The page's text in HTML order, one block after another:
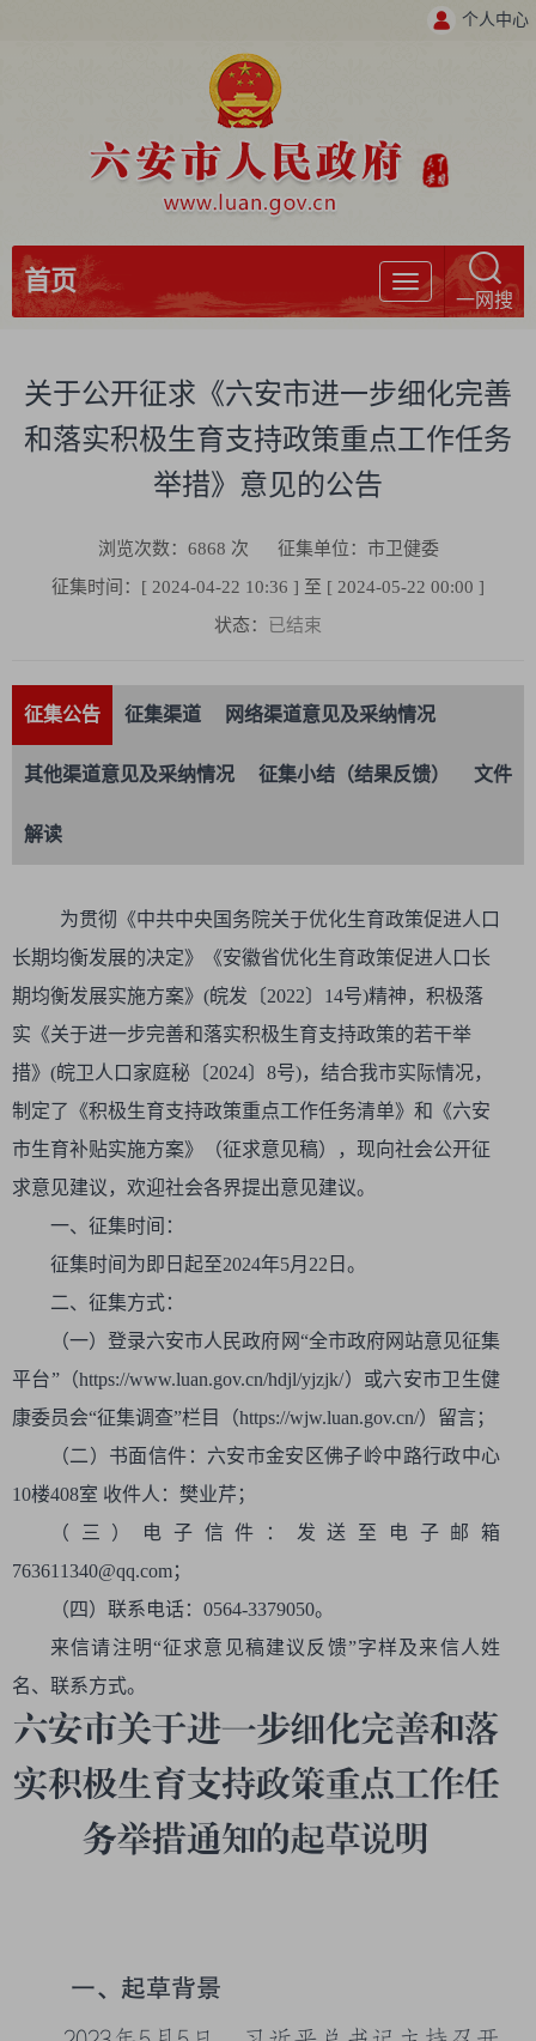
个人中心
导
航
首页
一网搜
关于公开征求《六安市进一步细化完善
和落实积极生育支持政策重点工作任务
举措》意见的公告
浏览次数： 6868 次
征集单位：市卫健委
征集时间：[ 2024-04-22 10:36 ] 至 [ 2024-05-22 00:00 ]
状态：
已结束
征集公告 征集渠道 网络渠道意见及采纳情况
其他渠道意见及采纳情况 征集小结（结果反馈） 文件
解读
为贯彻《中共中央国务院关于优化生育政策促进人口
长期均衡发展的决定》《安徽省优化生育政策促进人口长
期均衡发展实施方案》(皖发〔2022〕14号)精神，积极落
实《关于进一步完善和落实积极生育支持政策的若干举
措》(皖卫人口家庭秘〔2024〕8号)，结合我市实际情况，
制定了《积极生育支持政策重点工作任务清单》和《六安
市生育补贴实施方案》（征求意见稿），现向社会公开征
求意见建议，欢迎社会各界提出意见建议。
一、征集时间：
征集时间为即日起至2024年5月22日。
二、征集方式：
（一）登录六安市人民政府网“全市政府网站意见征集
平台”（https://www.luan.gov.cn/hdjl/yjzjk/）或六安市卫生健
康委员会“征集调查”栏目（https://wjw.luan.gov.cn/）留言；
（二）书面信件：六安市金安区佛子岭中路行政中心
10楼408室 收件人：樊业芹；
（三）电子信件：发送至电子邮箱
763611340@qq.com；
（四）联系电话：0564-3379050。
来信请注明“征求意见稿建议反馈”字样及来信人姓
名、联系方式。
六安市关于进一步细化完善和落
实积极生育支持政策重点工作任
务举措通知的起草说明
一、起草背景